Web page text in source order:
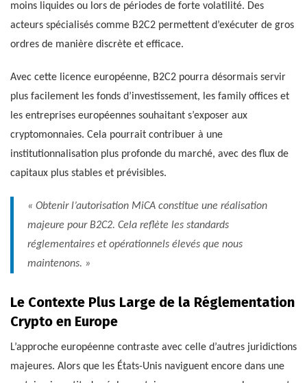
moins liquides ou lors de périodes de forte volatilité. Des
acteurs spécialisés comme B2C2 permettent d’exécuter de gros
ordres de manière discrète et efficace.
Avec cette licence européenne, B2C2 pourra désormais servir
plus facilement les fonds d’investissement, les family offices et
les entreprises européennes souhaitant s’exposer aux
cryptomonnaies. Cela pourrait contribuer à une
institutionnalisation plus profonde du marché, avec des flux de
capitaux plus stables et prévisibles.
« Obtenir l’autorisation MiCA constitue une réalisation
majeure pour B2C2. Cela reflète les standards
réglementaires et opérationnels élevés que nous
maintenons. »
Le Contexte Plus Large de la Réglementation
Crypto en Europe
L’approche européenne contraste avec celle d’autres juridictions
majeures. Alors que les États-Unis naviguent encore dans une